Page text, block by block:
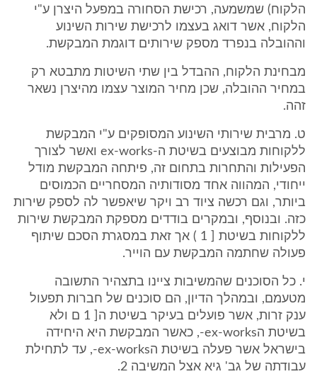
הלקוח) שמשמעה, רכישת הסחורה במפעל היצרן ע"י
הלקוח, אשר דואג בעצמו לרכישת שירות השינוע
וההובלה בנפרד מספק שירותים דוגמת המבקשת.
מבחינת הלקוח, ההבדל בין שתי השיטות מתבטא רק
במחיר ההובלה, שכן מחיר המוצר עצמו מהיצרן נשאר
זהה.
ט. מרבית שירותי השינוע המסופקים ע"י המבקשת
ללקוחות מבוצעים בשיטת ה-ex-works ואשר לצורך
הפעילות והתחרות בתחום זה, פיתחה המבקשת מודל
ייחודי, המהווה אחד מסודותיה המסחריים הכמוסים
ביותר, וגם רכשה ציוד רב ויקר שיאפשר לה לספק שירות
כזה. ובנוסף, ובמקרים בודדים מספקת המבקשת שירות
ללקוחות בשיטת [ 1 ) אך זאת במסגרת הסכם שיתוף
פעולה שחתמה המבקשת עם הוייר.
י. כל הסוכנים שהמשיבות ציינו בתצהיר התשובה
מטעמם, ובמהלך הדיון, הם סוכנים של חברות תפעול
ענק זרות, אשר פועלים בעיקר בשיטת ה[ 1 ם ולא
בשיטת הex-works-, כאשר המבקשת היא היחידה
בישראל אשר פעלה בשיטת הex-works-, עד לתחילת
עבודתה של גב' גיא אצל המשיבה 2.